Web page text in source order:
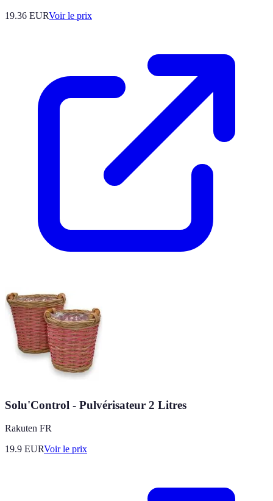
19.36 EURVoir le prix
Solu'Control - Pulvérisateur 2 Litres
Rakuten FR
19.9 EURVoir le prix